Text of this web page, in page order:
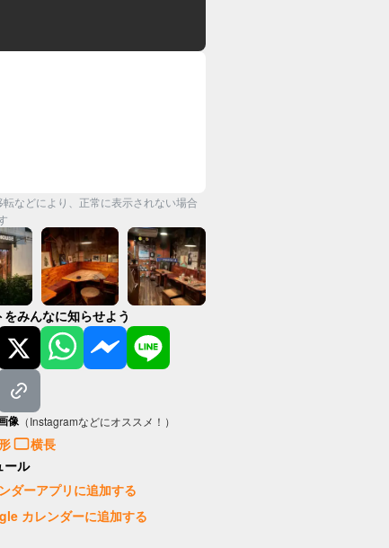
などにより、正常に表示されない場合
をみんなに知らせよう
像 （Instagramなどにオススメ！）
横長
ール
ダーアプリに追加する
カレンダーに追加する